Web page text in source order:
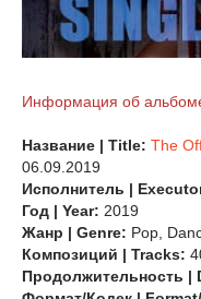
Информация об
Название | Title: The
06.09.2019
Исполнитель |
Год | Year: 2019
Жанр | Genre: Pop,
Композиций | Tracks:
Продолжительность |